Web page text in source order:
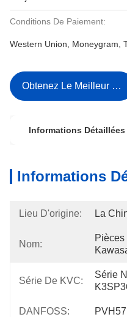
Conditions De Paiement:
Western Union, Moneygram,
Obtenez Le Meilleur Prix
Informations Détaillées
Informations
Lieu D'origine: La
Nom:
Série De KVC:
Série
DANFOSS: